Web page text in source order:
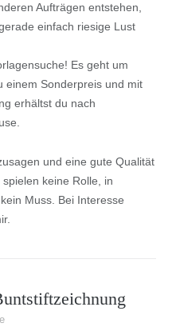
Aufträgen entstehen,
einfach riesige Lust
Es geht um
einem Sonderpreis und mit
erhältst du nach
und eine gute Qualität
keine Rolle, in
Muss. Bei Interesse